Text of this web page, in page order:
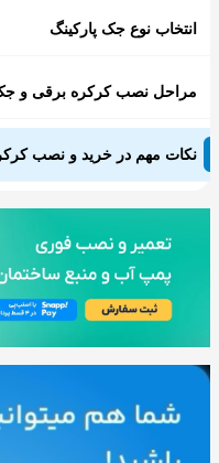
انتخاب نوع جک پارکینگ
مراحل نصب کرکره برقی و جک
نکات مهم در خرید و نصب